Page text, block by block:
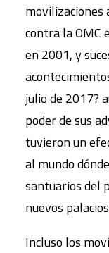
contra la OMC
en 2001, y
julio de 2017?
poder de sus
tuvieron un
al mundo
santuarios del
nuevos
Incluso los